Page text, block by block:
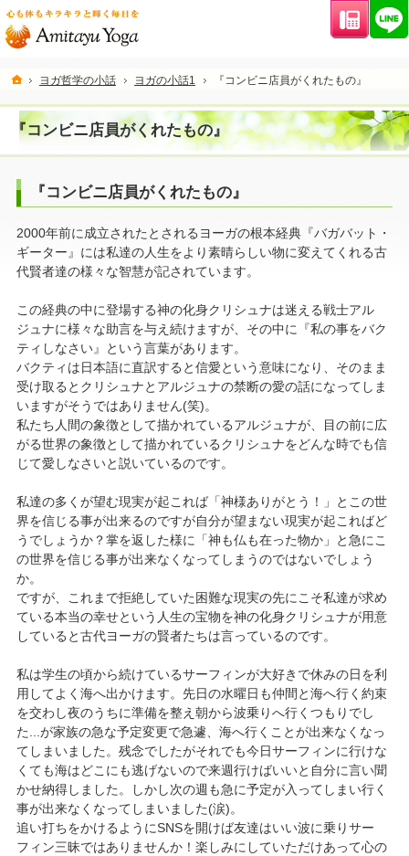
『コンビニ店員がくれたもの』
『コンビニ店員がくれたもの』
2000年前に成立されたとされるヨーガの根本経典『バガバット・
ギーター』には私達の人生をより素晴らしい物に変えてくれる古
代賢者達の様々な智慧が記されています。
この経典の中に登場する神の化身クリシュナは迷える戦士アル
ジュナに様々な助言を与え続けますが、その中に『私の事をバク
ティしなさい』という言葉があります。
バクティは日本語に直訳すると信愛という意味になり、そのまま
受け取るとクリシュナとアルジュナの禁断の愛の話になってしま
いますがそうではありません(笑)。
私たち人間の象徴として描かれているアルジュナが、目の前に広
がる世界の象徴として描かれているクリシュナをどんな時でも信
じて愛しなさいと説いているのです。
私達の多くが望む現実が起これば「神様ありがとう！」とこの世
界を信じる事が出来るのですが自分が望まない現実が起こればど
うでしょうか？掌を返した様に「神も仏も在った物か」と急にこ
の世界を信じる事が出来なくなってしまうのではないでしょう
か。
ですが、これまで拒絶していた困難な現実の先にこそ私達が求め
ている本当の幸せという人生の宝物を神の化身クリシュナが用意
していると古代ヨーガの賢者たちは言っているのです。
私は学生の頃から続けているサーフィンが大好きで休みの日を利
用してよく海へ出かけます。先日の水曜日も仲間と海へ行く約束
を交わし夜のうちに準備を整え朝から波乗りへ行くつもりでし
た...が家族の急な予定変更で急遽、海へ行くことが出来なくなっ
てしまいました。残念でしたがそれでも今日サーフィンに行けな
くても海はどこにも逃げないので来週行けばいいと自分に言い聞
かせ納得しました。しかし次の週も急に予定が入ってしまい行く
事が出来なくなってしまいました(涙)。
追い打ちをかけるようにSNSを開けば友達はいい波に乗りサー
フィン三昧ではありませんか！楽しみにしていただけあって心の
連絡先
ホーム
ヨガ哲学の小話 ヨガの小話1 『コンビニ店員がくれたもの』